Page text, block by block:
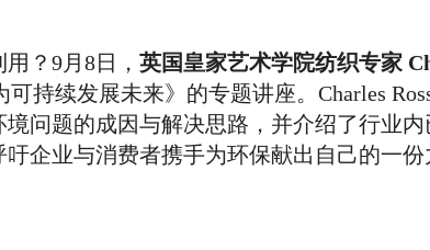
？9月8日， 英国皇家艺术学院纺织专家
持续发展未来》的专题讲座。Charles
问题的成因与解决思路，并介绍了行业
企业与消费者携手为环保献出自己的一份